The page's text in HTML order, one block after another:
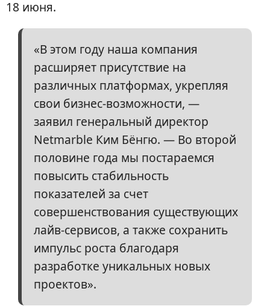
18 июня.
«В этом году наша компания
расширяет присутствие на
различных платформах, укрепляя
свои бизнес-возможности, —
заявил генеральный директор
Netmarble Ким Бёнгю. — Во второй
половине года мы постараемся
повысить стабильность
показателей за счет
совершенствования существующих
лайв-сервисов, а также сохранить
импульс роста благодаря
разработке уникальных новых
проектов».